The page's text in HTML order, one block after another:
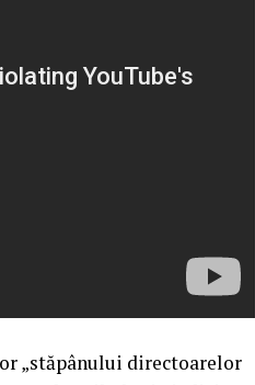
„stăpânului directoarelor